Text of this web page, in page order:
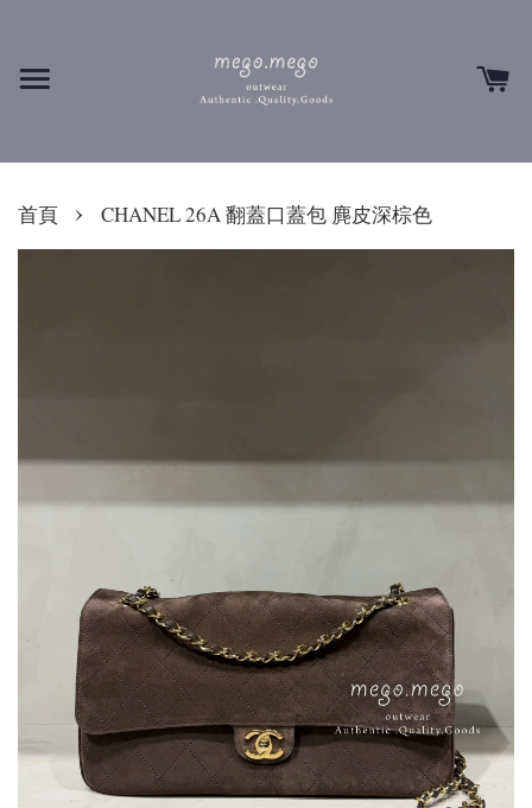
首頁 › CHANEL 26A 翻蓋口蓋包 麂皮深棕色